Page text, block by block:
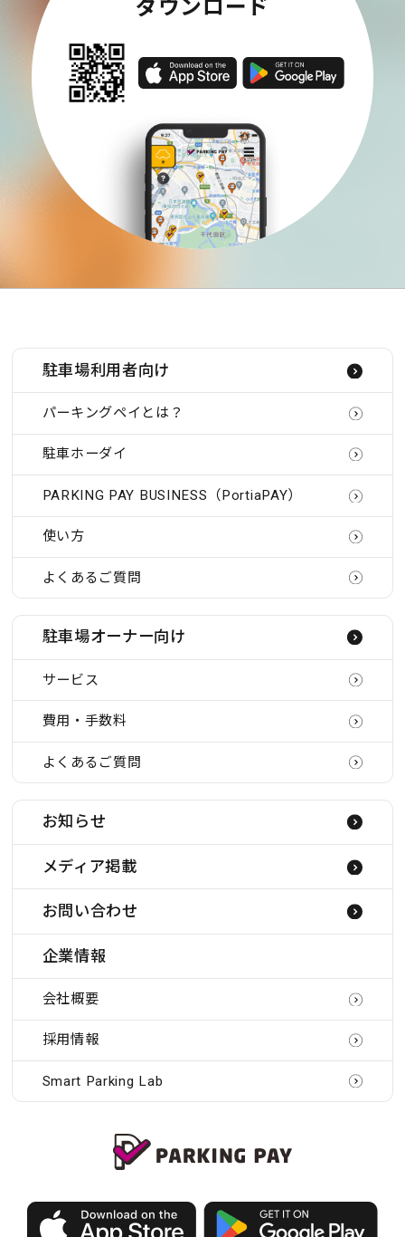
ダウンロード
駐車場利用者向け
パーキングペイとは？
駐車ホーダイ
PARKING PAY BUSINESS（PortiaPAY）
使い方
よくあるご質問
駐車場オーナー向け
サービス
費用・手数料
よくあるご質問
お知らせ
メディア掲載
お問い合わせ
企業情報
会社概要
採用情報
Smart Parking Lab